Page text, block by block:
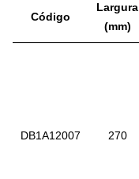
Código
Largura
(mm)
DB1A12007 270